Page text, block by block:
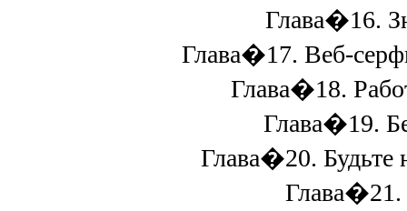
Глава�16.
Глава�17. Веб-
Глава�18.
Глава�19.
Глава�20. Будьте
Глава�21.